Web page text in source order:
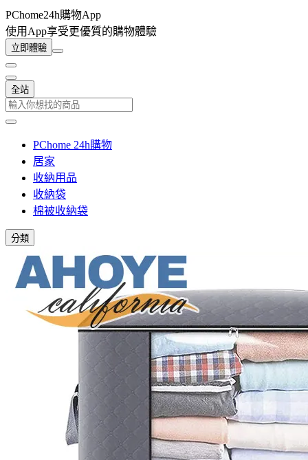
PChome24h購物App
使用App享受更優質的購物體驗
立即體驗
全站
PChome 24h購物
居家
收納用品
收納袋
棉被收納袋
分類